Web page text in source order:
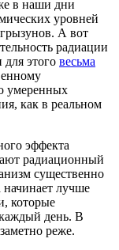
в наши дни
уровней
А вот
радиации
этого весьма
умеренных
как в реальном
эффекта
радиационный
существенно
лучше
которые
день. В
реже.